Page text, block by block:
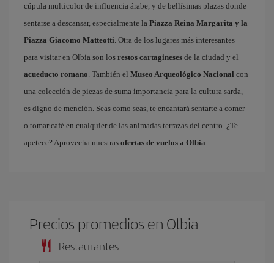
cúpula multicolor de influencia árabe, y de bellísimas plazas donde
sentarse a descansar, especialmente la Piazza Reina Margarita y la
Piazza Giacomo Matteotti. Otra de los lugares más interesantes
para visitar en Olbia son los restos cartagineses de la ciudad y el
acueducto romano. También el Museo Arqueológico Nacional con
una colección de piezas de suma importancia para la cultura sarda,
es digno de mención. Seas como seas, te encantará sentarte a comer
o tomar café en cualquier de las animadas terrazas del centro. ¿Te
apetece? Aprovecha nuestras ofertas de vuelos a Olbia.
Precios promedios en Olbia
Restaurantes